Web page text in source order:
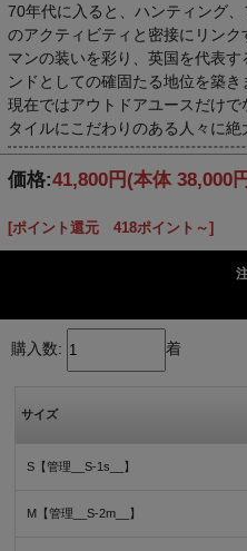
70年代に入ると、ハンティング
のアクティビティと密接にリン
マンの装いを彩り、英国を代表
ンドとしての確固たる地位を築き
現在ではアウトドアユースだけ
タイルにこだわりのある人々に絶
価格:41,800円 (本体 38,000
[ポイント還元 418ポイント～]
購入数: 着
サイズ
S【管理__S-1s__】
M【管理__S-2m__】